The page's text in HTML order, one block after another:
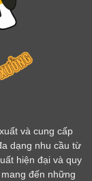
và cung cấp
dạng nhu cầu từ
hiện đại và quy
đến những